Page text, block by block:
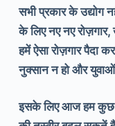
सभी प्रकार के उद्योग
के लिए नए नए रोज़गार,
हमें ऐसा रोज़गार पैदा
नुक्सान न हो और युवाओं
इसके लिए आज हम कुछ